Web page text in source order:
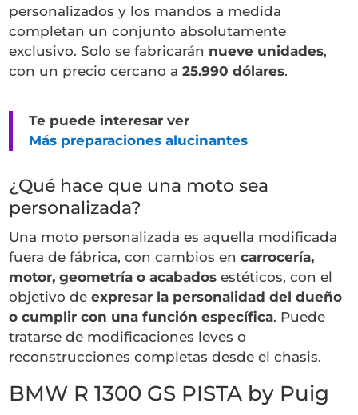
personalizados y los mandos a medida
completan un conjunto absolutamente
exclusivo. Solo se fabricarán nueve unidades,
con un precio cercano a25.990 dólares.
Te puede interesar ver
Más preparaciones alucinantes
¿Qué hace que una moto sea
personalizada?
Una moto personalizada es aquella modificada
fuera de fábrica, con cambios encarrocería,
motor, geometría o acabados estéticos, con el
objetivo deexpresar la personalidad del dueño
o cumplir con una función específica. Puede
tratarse de modificaciones leves o
reconstrucciones completas desde el chasis.
BMW R 1300 GS PISTA by Puig